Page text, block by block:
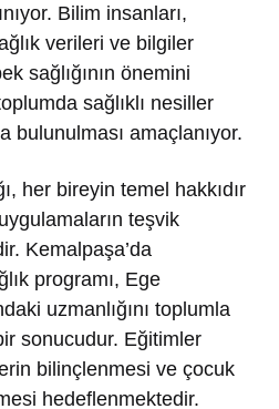
Bilim insanları,
verileri ve bilgiler
sağlığının önemini
sağlıklı nesiller
bulunulması amaçlanıyor.
her bireyin temel hakkıdır
teşvik
Kemalpaşa’da
programı, Ege
uzmanlığını toplumla
sonucudur. Eğitimler
bilinçlenmesi ve çocuk
hedeflenmektedir.